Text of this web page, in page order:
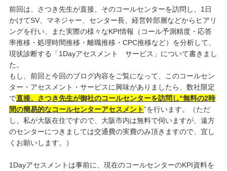
前回は、さつき先生が直接、そのコールセンターを訪問し、1日
かけてSV、マネジャー、センター長、経営幹部層などからヒアリ
ングを行い、また実際の様々なKPI情報（コール予測精度・応答
率推移・処理時間推移・離職推移・CPC推移など）を分析して、
現状診断する「1Dayアセスメント サービス」について書きまし
た。
もし、前回と今回のブログ内容をご覧になって、このコールセン
ター・アセスメント・サービスに興味がありましたら、数社限定
で直接、さつき先生が御社のコールセンターを訪問し“無料の2時
間の簡易的なコールセンターアセスメント”を行います。（ただ
し、私が大阪在住ですので、大阪市内は無料で伺いますが、遠方
のセンターにつきましては交通費の実費のみ頂きますので、宜し
くお願いします。）
1Dayアセスメントは事前に、現在のコールセンターのKPI資料を